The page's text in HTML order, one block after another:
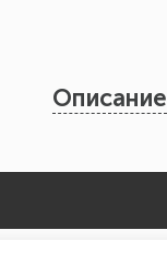
Описание